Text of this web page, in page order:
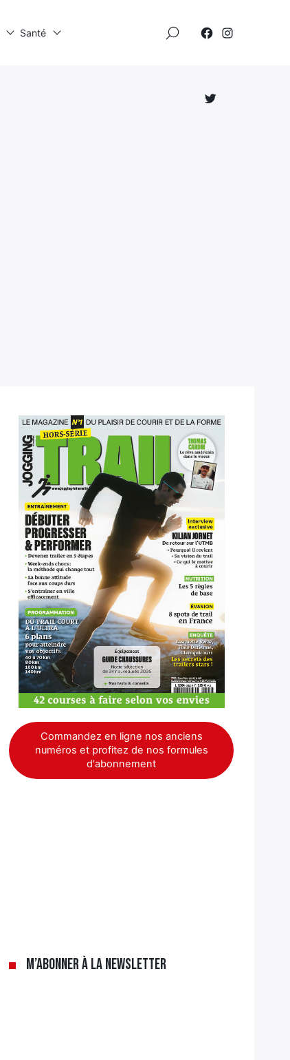
Commandez en ligne nos anciens
numéros et profitez de nos formules
d'abonnement
M’abonner à la newsletter
Santé
Élément